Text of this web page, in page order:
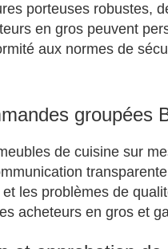
porteuses robustes,
en gros peuvent
aux normes de
groupées
de cuisine sur
les problèmes de
acheteurs en gros et